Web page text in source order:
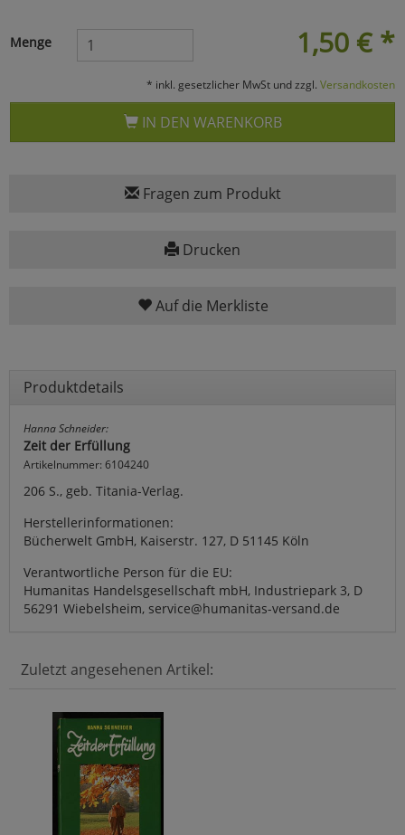
1,50 € *
Menge
* inkl. gesetzlicher MwSt und zzgl. Versandkosten
IN DEN WARENKORB
Fragen zum Produkt
Drucken
Auf die Merkliste
Produktdetails
Hanna Schneider:
Zeit der Erfüllung
Artikelnummer: 6104240
206 S., geb. Titania-Verlag.
Herstellerinformationen:
Bücherwelt GmbH, Kaiserstr. 127, D 51145 Köln
Verantwortliche Person für die EU:
Humanitas Handelsgesellschaft mbH, Industriepark 3, D
56291 Wiebelsheim, service@humanitas-versand.de
Zuletzt angesehenen Artikel:
Marketing
Cookies
Einstellungen speichern